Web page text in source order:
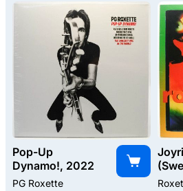
Pop-Up
Dynamo!, 2022
PG Roxette